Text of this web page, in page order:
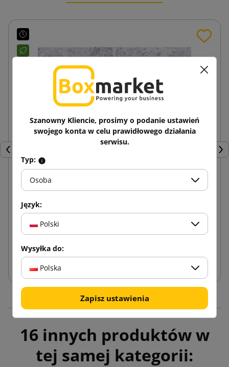
Poprzedni
Wiórki papierowe Biały 5kg
Dodaj do koszyka
16 innych produktów w
tej samej kategorii:
Szanowny Kliencie, prosimy o podanie ustawień
swojego konta w celu prawidłowego działania
serwisu.
Typ:
Osoba
Język:
Polski
Wysyłka do:
Polska
Zapisz ustawienia